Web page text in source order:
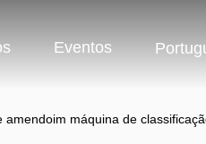
Eventos
máquina de